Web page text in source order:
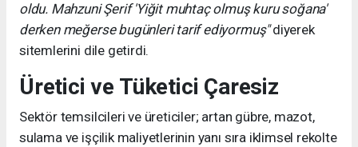
oldu. Mahzuni Şerif 'Yiğit muhtaç olmuş kuru soğana'
derken meğerse bugünleri tarif ediyormuş"diyerek
sitemlerini dile getirdi.
Üretici ve Tüketici Çaresiz
Sektör temsilcileri ve üreticiler; artan gübre, mazot,
sulama ve işçilik maliyetlerinin yanı sıra iklimsel rekolte